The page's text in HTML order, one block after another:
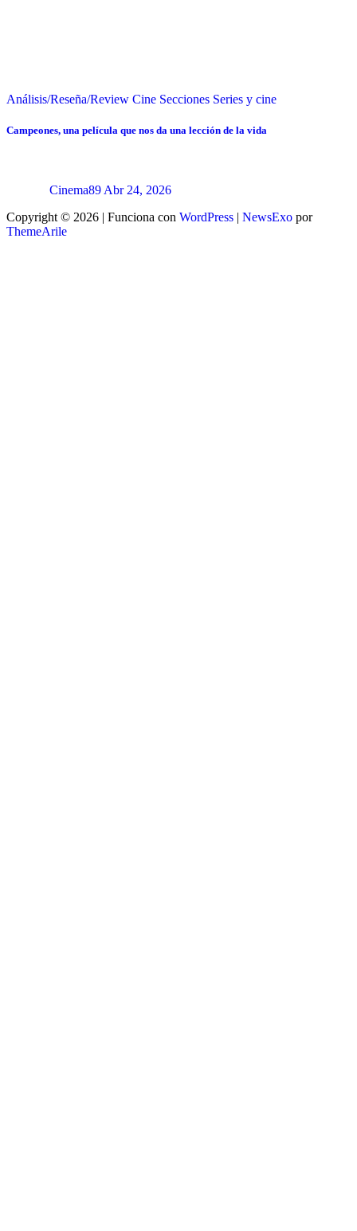
Análisis/Reseña/Review Cine Secciones Series y cine
Campeones, una película que nos da una lección de la vida
Cinema89 Abr 24, 2026
Copyright © 2026 | Funciona con WordPress | NewsExo por
ThemeArile